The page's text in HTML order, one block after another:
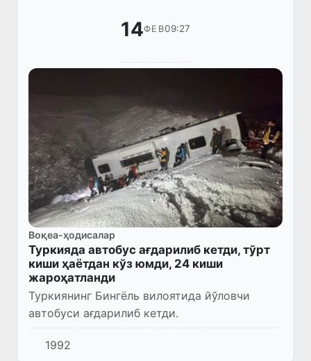
14ФЕВ09:27
Воқеа-ҳодисалар
Туркияда автобус ағдарилиб кетди, тўрт
киши ҳаётдан кўз юмди, 24 киши
жароҳатланди
Туркиянинг Бингёль вилоятида йўловчи
автобуси ағдарилиб кетди.
1992